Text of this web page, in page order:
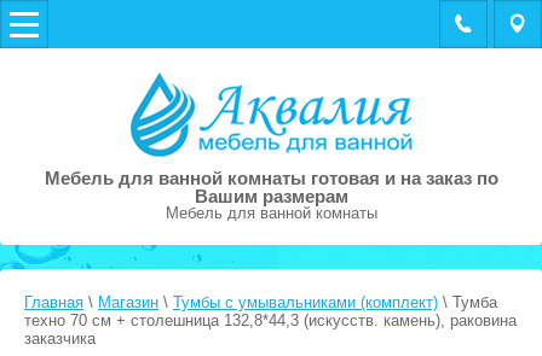
Мебель для ванной комнаты готовая и на заказ по
Вашим размерам
Мебель для ванной комнаты
Главная \ Магазин \ Тумбы с умывальниками (комплект) \ Тумба
техно 70 см + столешница 132,8*44,3 (искусств. камень), раковина
заказчика